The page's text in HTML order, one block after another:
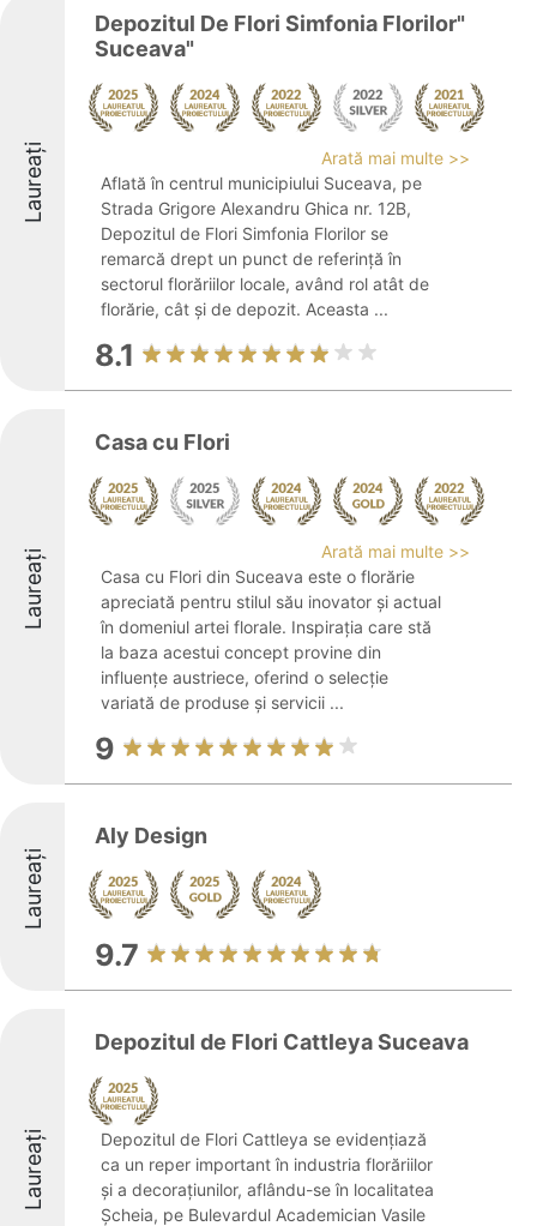
Laureați
Depozitul De Flori Simfonia Florilor"
Suceava"
Arată mai multe >>
Aflată în centrul municipiului Suceava, pe
Strada Grigore Alexandru Ghica nr. 12B,
Depozitul de Flori Simfonia Florilor se
remarcă drept un punct de referință în
sectorul florăriilor locale, având rol atât de
florărie, cât și de depozit. Aceasta ...
8.1
Laureați
Casa cu Flori
Arată mai multe >>
Casa cu Flori din Suceava este o florărie
apreciată pentru stilul său inovator și actual
în domeniul artei florale. Inspirația care stă
la baza acestui concept provine din
influențe austriece, oferind o selecție
variată de produse și servicii ...
9
Laureați
Aly Design
9.7
Laureați
Depozitul de Flori Cattleya Suceava
Depozitul de Flori Cattleya se evidențiază
ca un reper important în industria florăriilor
și a decorațiunilor, aflându-se în localitatea
Șcheia, pe Bulevardul Academician Vasile